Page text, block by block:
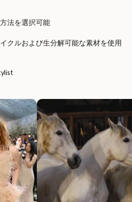
法を選択可能
クルおよび生分解可能な素材を使用